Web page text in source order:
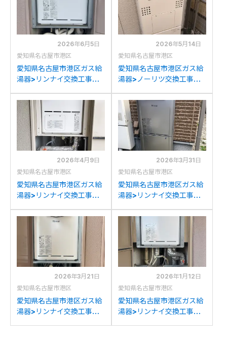
交換
2026年6月5日
愛知県名古屋市港区
愛知県名古屋市港区ガス給
湯器>リンナイ交換工事施
A2000SATからリンナイ
RUF-A2005SAT(C)への
交換
2026年5月14日
愛知県名古屋市港区
愛知県名古屋市港区ガス給
湯器>ノーリツ交換工事施
C2447SAW3Hからノーリ
ツGTH-C2460SAW3H-
1BLへの交換
2026年4月9日
愛知県名古屋市港区
愛知県名古屋市港区ガス給
湯器>リンナイ交換工事施
2001SATからリンナイ
RVD-A2000SAT(B)への
2026年3月31日
愛知県名古屋市港区
愛知県名古屋市港区ガス給
湯器>リンナイ交換工事施
C2431SAWXからリンナ
イRUF-K2406SAW(A)へ
の交換
2026年3月21日
愛知県名古屋市港区
愛知県名古屋市港区ガス給
湯器>リンナイ交換工事施
2026年1月12日
愛知県名古屋市港区
愛知県名古屋市港区ガス給
湯器>リンナイ交換工事施